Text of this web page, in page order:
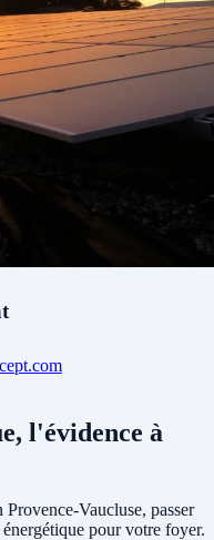
l'évidence à
Vaucluse, passer
pour votre foyer.